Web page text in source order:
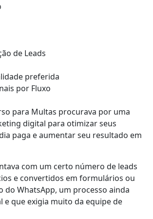
de Leads
preferida
por Fluxo
para Multas procurava por uma
digital para otimizar seus
paga e aumentar seu resultado em
com um certo número de leads
e convertidos em formulários ou
do WhatsApp, um processo ainda
e que exigia muito da equipe de